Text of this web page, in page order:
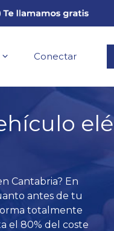
Conectar
Cantabria? En
antes de tu
totalmente
el 80% del coste